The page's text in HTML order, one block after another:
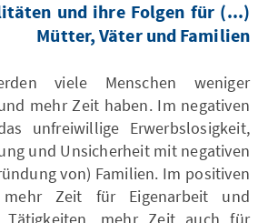
und ihre Folgen für
Mütter, Väter und Familien
viele Menschen weniger
mehr Zeit haben. Im negativen
unfreiwillige Erwerbslosigkeit,
und Unsicherheit mit negativen
von) Familien. Im positiven
Zeit für Eigenarbeit und